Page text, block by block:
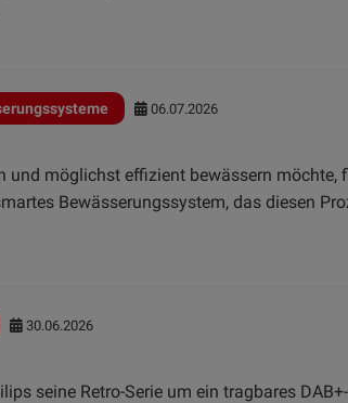
06.07.2026
und möglichst effizient bewässern möchte,
Bewässerungssystem, das diesen
30.06.2026
seine Retro-Serie um ein tragbares